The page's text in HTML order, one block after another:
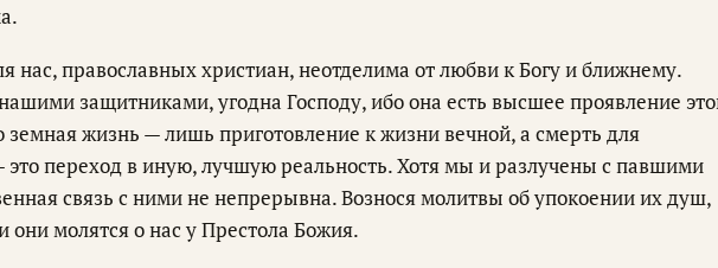
нас, православных христиан, неотделима от любви к Богу и ближнему.
защитниками, угодна Господу, ибо она есть высшее проявление
жизнь — лишь приготовление к жизни вечной, а смерть для
переход в иную, лучшую реальность. Хотя мы и разлучены с павшими
связь с ними не непрерывна. Вознося молитвы об упокоении их душ,
они молятся о нас у Престола Божия.